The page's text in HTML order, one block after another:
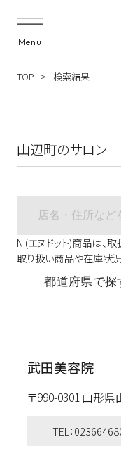
Menu
TOP 検索結果
山辺町のサロン
N.(エヌドット)商品は、
取り扱い商品や在庫状
都道府県で探
武田美容院
〒990-0301 山形
TEL：
サロン検索ナビ